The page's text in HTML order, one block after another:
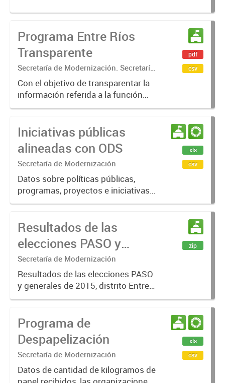
Programa Entre Ríos
Transparente
Secretaría de Modernización. Secretaría
General de la Gobernación.
Con el objetivo de transparentar la
información referida a la función
pública y de promover la apertura
este programa promueve un
protagonismo activo de rendición...
pdf
csv
Iniciativas públicas
alineadas con ODS
Secretaría de Modernización
Datos sobre políticas públicas,
programas, proyectos e iniciativas
públicas de Entre Ríos vinculadas
Sostenible, verificadas y validadas
por referentes de los...
xls
csv
Resultados de las
elecciones PASO y
generales Entre Ríos
2015
Secretaría de Modernización
Resultados de las elecciones PASO
y generales de 2015, distrito Entre
Ríos, donde se eligió Presidente y
Parlamentarios del Mercosur,
Diputados Nacionales,
Gobernador...
zip
Programa de
Despapelización
Secretaría de Modernización
Datos de cantidad de kilogramos de
xls
csv